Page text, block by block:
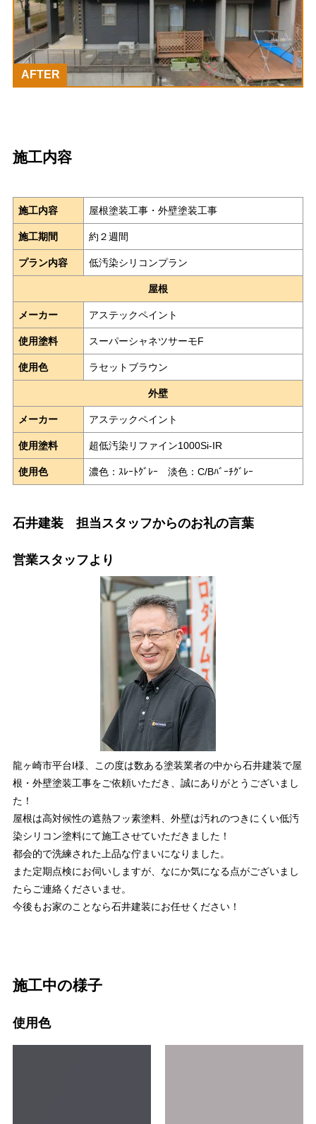
AFTER
施工内容
施工内容 屋根塗装工事・外壁塗装工事
施工期間 約２週間
プラン内容 低汚染シリコンプラン
屋根
メーカー アステックペイント
使用塗料 スーパーシャネツサーモF
使用色 ラセットブラウン
外壁
メーカー アステックペイント
使用塗料 超低汚染リファイン1000Si-IR
使用色 濃色：ｽﾚｰﾄｸﾞﾚｰ 淡色：C/Bﾊﾞｰﾁｸﾞﾚｰ
石井建装 担当スタッフからのお礼の言葉
営業スタッフより
龍ヶ崎市平台I様、この度は数ある塗装業者の中から石井建装で屋
根・外壁塗装工事をご依頼いただき、誠にありがとうございまし
た！
屋根は高対候性の遮熱フッ素塗料、外壁は汚れのつきにくい低汚
染シリコン塗料にて施工させていただきました！
都会的で洗練された上品な佇まいになりました。
また定期点検にお伺いしますが、なにか気になる点がございまし
たらご連絡くださいませ。
今後もお家のことなら石井建装にお任せください！
施工中の様子
使用色